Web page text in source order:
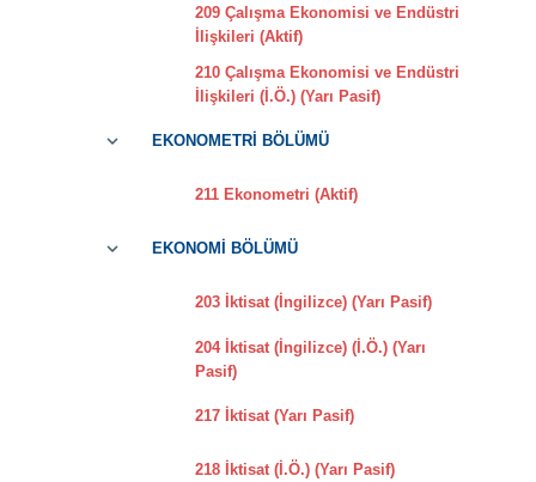
209 Çalışma Ekonomisi ve Endüstri
İlişkileri (Aktif)
210 Çalışma Ekonomisi ve Endüstri
İlişkileri (İ.Ö.) (Yarı Pasif)
EKONOMETRİ BÖLÜMÜ
211 Ekonometri (Aktif)
EKONOMİ BÖLÜMÜ
203 İktisat (İngilizce) (Yarı Pasif)
204 İktisat (İngilizce) (İ.Ö.) (Yarı
Pasif)
217 İktisat (Yarı Pasif)
218 İktisat (İ.Ö.) (Yarı Pasif)